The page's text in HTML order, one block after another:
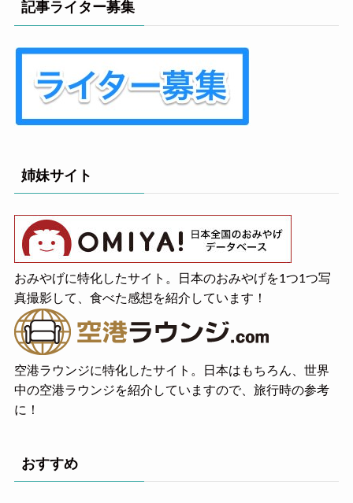
記事ライター募集
姉妹サイト
おみやげに特化したサイト。日本のおみやげを1つ1つ写
真撮影して、食べた感想を紹介しています！
空港ラウンジに特化したサイト。日本はもちろん、世界
中の空港ラウンジを紹介していますので、旅行時の参考
に！
おすすめ